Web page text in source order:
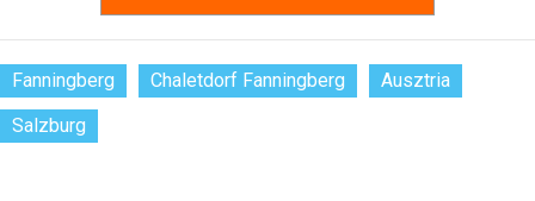
Fanningberg Chaletdorf Fanningberg
Ausztria
Salzburg